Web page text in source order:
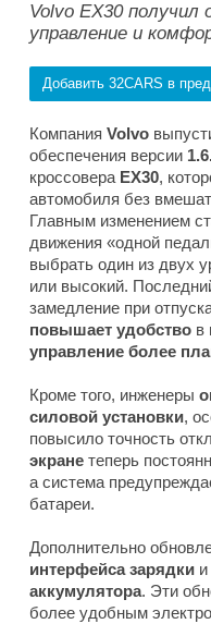
Volvo EX30
управление и
Добавить 32CARS в
Компания Volvo
обеспечения версии
кроссовера EX30,
автомобиля без
Главным изменением
движения «одной
выбрать один из двух
или высокий.
замедление при
повышает удобство в
управление более
Кроме того, инженеры
силовой установки,
повысило точность
экране теперь
а система
батареи.
Дополнительно
интерфейса зарядки и
аккумулятора. Эти
более удобным